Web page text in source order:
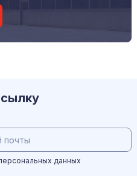
данных